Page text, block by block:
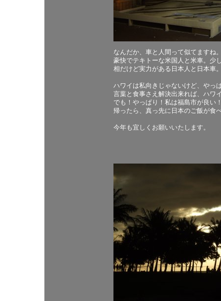
なんだか、車と人間って似てますね
豪快でテキトーな米国人と米車。少
相だけど実力がある日本人と日本車
ハワイは私向きじゃないけど、やっ
言葉と食事さえ解決出来れば、ハワ
でも！やっぱり！私は福島市が良い
帰ったら、真っ先に日本のご飯が食
今年も宜しくお願いいたします。